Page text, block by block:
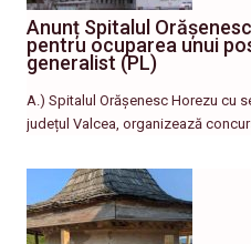
Anunț Spitalul
pentru ocuparea unui
generalist (PL)
A.) Spitalul Orășenesc Horezu cu
județul Valcea, organizează